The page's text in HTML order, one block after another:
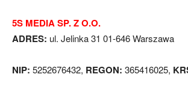
5S MEDIA SP. Z O.O.
ADRES: ul. Jelinka 31 01-646 Warszawa
NIP: 5252676432, REGON: 365416025,